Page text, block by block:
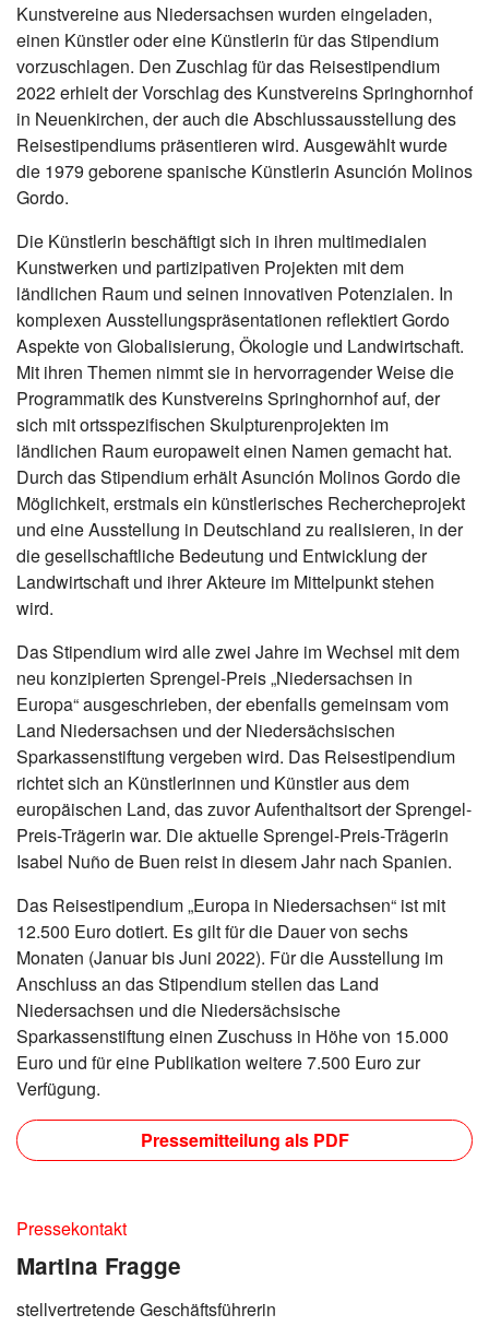
Kunstvereine aus Niedersachsen wurden eingeladen,
einen Künstler oder eine Künstlerin für das Stipendium
vorzuschlagen. Den Zuschlag für das Reisestipendium
2022 erhielt der Vorschlag des Kunstvereins Springhornhof
in Neuenkirchen, der auch die Abschlussausstellung des
Reisestipendiums präsentieren wird. Ausgewählt wurde
die 1979 geborene spanische Künstlerin Asunción Molinos
Gordo.
Die Künstlerin beschäftigt sich in ihren multimedialen
Kunstwerken und partizipativen Projekten mit dem
ländlichen Raum und seinen innovativen Potenzialen. In
komplexen Ausstellungspräsentationen reflektiert Gordo
Aspekte von Globalisierung, Ökologie und Landwirtschaft.
Mit ihren Themen nimmt sie in hervorragender Weise die
Programmatik des Kunstvereins Springhornhof auf, der
sich mit ortsspezifischen Skulpturenprojekten im
ländlichen Raum europaweit einen Namen gemacht hat.
Durch das Stipendium erhält Asunción Molinos Gordo die
Möglichkeit, erstmals ein künstlerisches Rechercheprojekt
und eine Ausstellung in Deutschland zu realisieren, in der
die gesellschaftliche Bedeutung und Entwicklung der
Landwirtschaft und ihrer Akteure im Mittelpunkt stehen
wird.
Das Stipendium wird alle zwei Jahre im Wechsel mit dem
neu konzipierten Sprengel-Preis „Niedersachsen in
Europa“ ausgeschrieben, der ebenfalls gemeinsam vom
Land Niedersachsen und der Niedersächsischen
Sparkassenstiftung vergeben wird. Das Reisestipendium
richtet sich an Künstlerinnen und Künstler aus dem
europäischen Land, das zuvor Aufenthaltsort der Sprengel-
Preis-Trägerin war. Die aktuelle Sprengel-Preis-Trägerin
Isabel Nuño de Buen reist in diesem Jahr nach Spanien.
Das Reisestipendium „Europa in Niedersachsen“ ist mit
12.500 Euro dotiert. Es gilt für die Dauer von sechs
Monaten (Januar bis Juni 2022). Für die Ausstellung im
Anschluss an das Stipendium stellen das Land
Niedersachsen und die Niedersächsische
Sparkassenstiftung einen Zuschuss in Höhe von 15.000
Euro und für eine Publikation weitere 7.500 Euro zur
Verfügung.
Pressemitteilung als PDF
Pressekontakt
Martina Fragge
stellvertretende Geschäftsführerin